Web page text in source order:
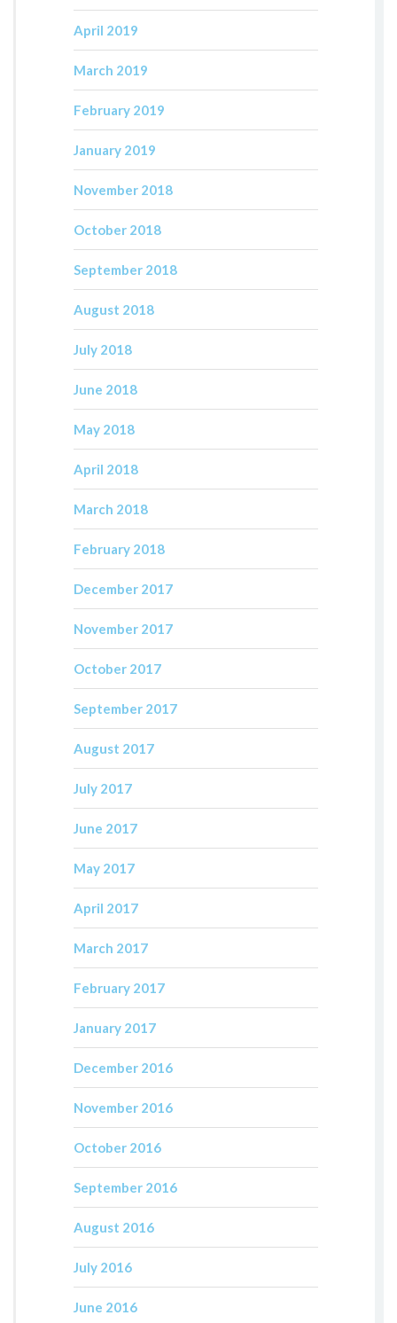
April 2019
March 2019
February 2019
January 2019
November 2018
October 2018
September 2018
August 2018
July 2018
June 2018
May 2018
April 2018
March 2018
February 2018
December 2017
November 2017
October 2017
September 2017
August 2017
July 2017
June 2017
May 2017
April 2017
March 2017
February 2017
January 2017
December 2016
November 2016
October 2016
September 2016
August 2016
July 2016
June 2016